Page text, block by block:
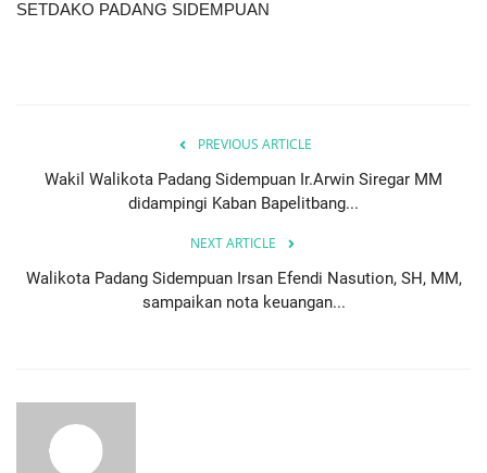
SETDAKO PADANG SIDEMPUAN
PREVIOUS ARTICLE
Wakil Walikota Padang Sidempuan Ir.Arwin Siregar MM
didampingi Kaban Bapelitbang...
NEXT ARTICLE
Walikota Padang Sidempuan Irsan Efendi Nasution, SH, MM,
sampaikan nota keuangan...